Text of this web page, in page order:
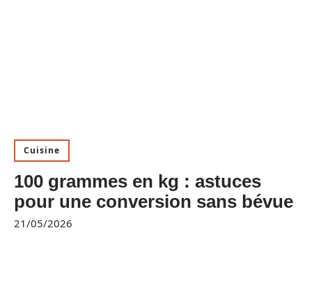
Cuisine
100 grammes en kg : astuces
pour une conversion sans bévue
21/05/2026